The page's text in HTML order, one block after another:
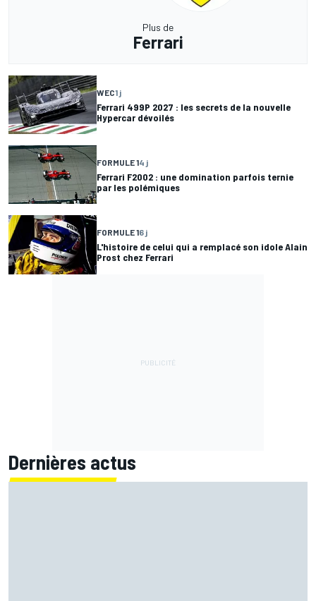
Plus de
Ferrari
WEC1 j
Ferrari 499P 2027 : les secrets de la nouvelle
Hypercar dévoilés
FORMULE 14 j
Ferrari F2002 : une domination parfois ternie
par les polémiques
FORMULE 16 j
L'histoire de celui qui a remplacé son idole Alain
Prost chez Ferrari
Dernières actus